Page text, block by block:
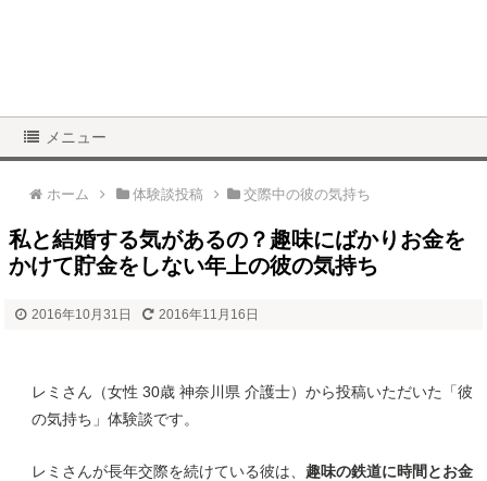
メニュー
ホーム 体験談投稿 交際中の彼の気持ち
私と結婚する気があるの？趣味にばかりお金を
かけて貯金をしない年上の彼の気持ち
2016年10月31日 2016年11月16日
レミさん（女性 30歳 神奈川県 介護士）から投稿いただいた「彼
の気持ち」体験談です。
レミさんが長年交際を続けている彼は、 趣味の鉄道に時間とお金